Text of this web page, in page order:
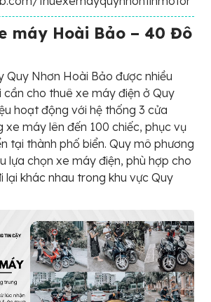
máy Hoài Bảo – 40 Đô
Quy Nhơn Hoài Bảo được nhiều
cần cho thuê xe máy điện ở Quy
hoạt động với hệ thống 3 cửa
xe máy lên đến 100 chiếc, phục vụ
tại thành phố biển. Quy mô phương
lựa chọn xe máy điện, phù hợp cho
lại khác nhau trong khu vực Quy